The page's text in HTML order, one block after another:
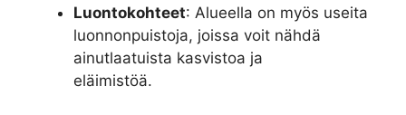
Luontokohteet: Alueella on myös useita
luonnonpuistoja, joissa voit nähdä
ainutlaatuista kasvistoa ja
eläimistöä.